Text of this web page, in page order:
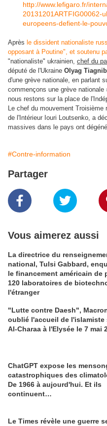
http://www.lefigaro.fr/
20131201ARTFIG00062-
europeens-defient-le-
Après le dissident nationaliste
opposant à Poutine", et soutenu
"nationaliste" ukrainien, chef du
député de l'Ukraine Olyag
d'une grève nationale, en parlant
commençons une grève
nous restons sur la place de
Le chef du mouvement
de l'Intérieur Iouri Loutsenko, a
massives dans le pays ont
#Contre-information
Partager
Vous aimerez aussi
La directrice du
national, Tulsi Gabbard,
le financement américain de
120 laboratoires de
l'étranger
"Lutte contre Daesh",
oublié l'accueil de l'islamiste
Al-Charaa à l'Elysée le 7 mai
ChatGPT expose les
catastrophiques des
De 1966 à aujourd'hui. Et ils
continuent…
Le Times révèle une guerre